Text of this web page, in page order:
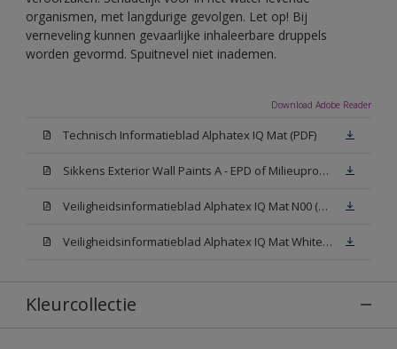
organismen, met langdurige gevolgen. Let op! Bij
verneveling kunnen gevaarlijke inhaleerbare druppels
worden gevormd. Spuitnevel niet inademen.
Download Adobe Reader
Technisch Informatieblad Alphatex IQ Mat (PDF)
Sikkens Exterior Wall Paints A - EPD of Milieuproductverklaring
Veiligheidsinformatieblad Alphatex IQ Mat N00 (MSDS)
Veiligheidsinformatieblad Alphatex IQ Mat White W05 (MSDS)
Kleurcollectie